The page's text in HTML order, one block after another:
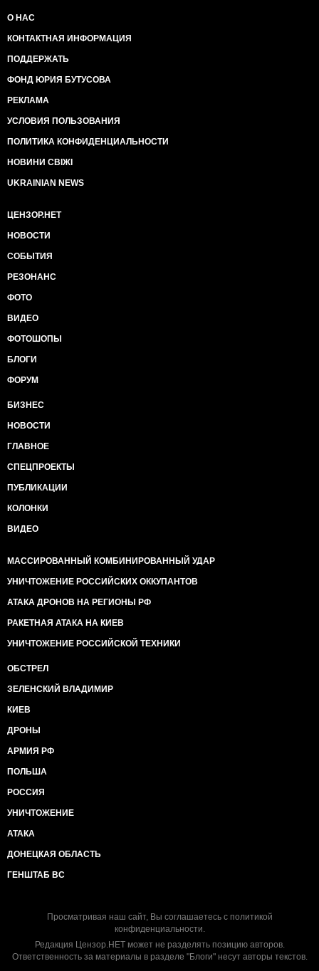
О НАС
КОНТАКТНАЯ ИНФОРМАЦИЯ
ПОДДЕРЖАТЬ
ФОНД ЮРИЯ БУТУСОВА
РЕКЛАМА
УСЛОВИЯ ПОЛЬЗОВАНИЯ
ПОЛИТИКА КОНФИДЕНЦИАЛЬНОСТИ
НОВИНИ СВІЖІ
UKRAINIAN NEWS
ЦЕНЗОР.НЕТ
НОВОСТИ
СОБЫТИЯ
РЕЗОНАНС
ФОТО
ВИДЕО
ФОТОШОПЫ
БЛОГИ
ФОРУМ
БИЗНЕС
НОВОСТИ
ГЛАВНОЕ
СПЕЦПРОЕКТЫ
ПУБЛИКАЦИИ
КОЛОНКИ
ВИДЕО
МАССИРОВАННЫЙ КОМБИНИРОВАННЫЙ УДАР
УНИЧТОЖЕНИЕ РОССИЙСКИХ ОККУПАНТОВ
АТАКА ДРОНОВ НА РЕГИОНЫ РФ
РАКЕТНАЯ АТАКА НА КИЕВ
УНИЧТОЖЕНИЕ РОССИЙСКОЙ ТЕХНИКИ
ОБСТРЕЛ
ЗЕЛЕНСКИЙ ВЛАДИМИР
КИЕВ
ДРОНЫ
АРМИЯ РФ
ПОЛЬША
РОССИЯ
УНИЧТОЖЕНИЕ
АТАКА
ДОНЕЦКАЯ ОБЛАСТЬ
ГЕНШТАБ ВС
Просматривая наш сайт, Вы соглашаетесь с политикой
конфиденциальности.
Редакция Цензор.НЕТ может не разделять позицию авторов.
Ответственность за материалы в разделе "Блоги" несут авторы текстов.